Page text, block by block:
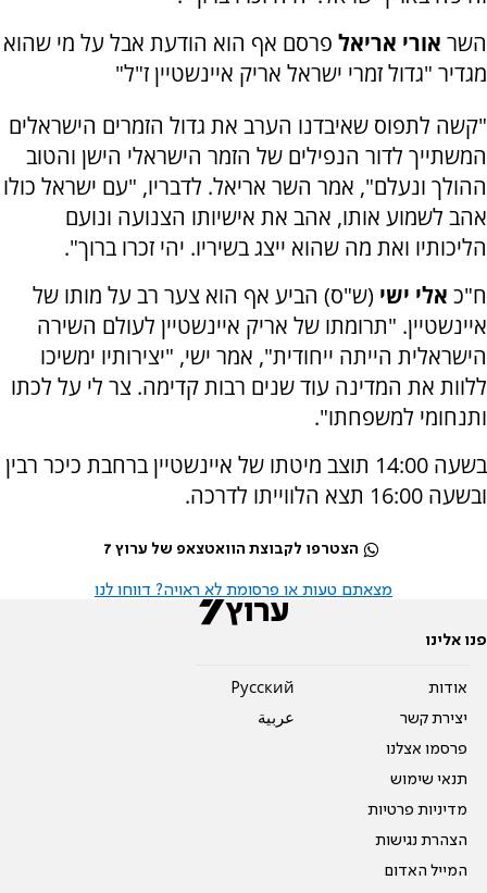
השר אורי אריאל פרסם אף הוא הודעת אבל על מי שהוא
מגדיר "גדול זמרי ישראל אריק איינשטיין ז"ל"
"קשה לתפוס שאיבדנו הערב את גדול הזמרים הישראלים
המשתייך לדור הנפילים של הזמר הישראלי הישן והטוב
ההולך ונעלם", אמר השר אריאל. לדבריו, "עם ישראל כולו
אהב לשמוע אותו, אהב את אישיותו הצנועה ונועם
הליכותיו ואת מה שהוא ייצג בשיריו. יהי זכרו ברוך".
ח"כ אלי ישי (ש"ס) הביע אף הוא צער רב על מותו של
איינשטיין. "תרומתו של אריק איינשטיין לעולם השירה
הישראלית הייתה ייחודית", אמר ישי, "יצירותיו ימשיכו
ללוות את המדינה עוד שנים רבות קדימה. צר לי על לכתו
ותנחומי למשפחתו".
בשעה 14:00 תוצב מיטתו של איינשטיין ברחבת כיכר רבין
ובשעה 16:00 תצא הלווייתו לדרכה.
הצטרפו לקבוצת הוואטצאפ של ערוץ 7
מצאתם טעות או פרסומת לא ראויה? דווחו לנו
פנו אלינו
אודות
יצירת קשר
פרסמו אצלנו
תנאי שימוש
מדיניות פרטיות
הצהרת נגישות
המייל האדום
Pусский
عربية